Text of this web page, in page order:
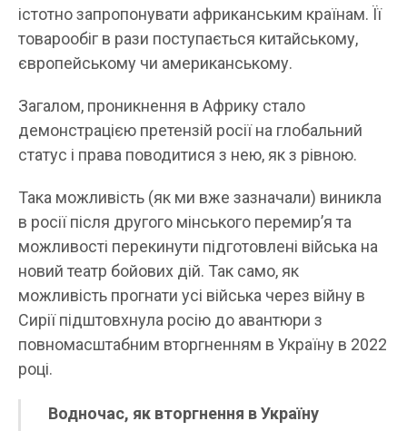
істотно запропонувати африканським країнам. Її
товарообіг в рази поступається китайському,
європейському чи американському.
Загалом, проникнення в Африку стало
демонстрацією претензій росії на глобальний
статус і права поводитися з нею, як з рівною.
Така можливість (як ми вже зазначали) виникла
в росії після другого мінського перемир’я та
можливості перекинути підготовлені війська на
новий театр бойових дій. Так само, як
можливість прогнати усі війська через війну в
Сирії підштовхнула росію до авантюри з
повномасштабним вторгненням в Україну в 2022
році.
Водночас, як вторгнення в Україну